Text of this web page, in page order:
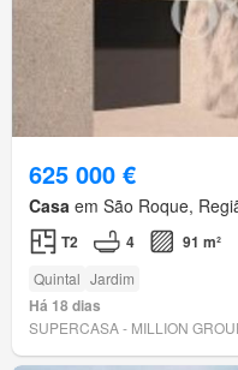
625 000 €
Casa em São Roque,
T2 4 91 m²
Quintal Jardim
Há 18 dias
SUPERCASA - MILLION